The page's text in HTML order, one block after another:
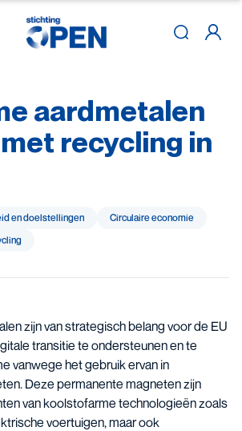
aardmetalen
met recycling in
en doelstellingen
Circulaire economie
zijn van strategisch belang voor de EU
transitie te ondersteunen en te
vanwege het gebruik ervan in
Deze permanente magneten zijn
van koolstofarme technologieën zoals
voertuigen, maar ook